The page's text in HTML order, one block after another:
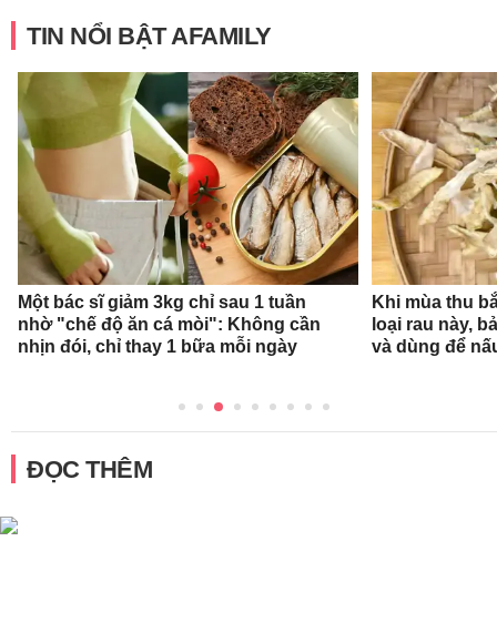
TIN NỔI BẬT AFAMILY
Một bác sĩ giảm 3kg chỉ sau 1 tuần
nhờ "chế độ ăn cá mòi": Không cần
nhịn đói, chỉ thay 1 bữa mỗi ngày
Khi mùa thu
loại rau này,
và dùng để
ĐỌC THÊM